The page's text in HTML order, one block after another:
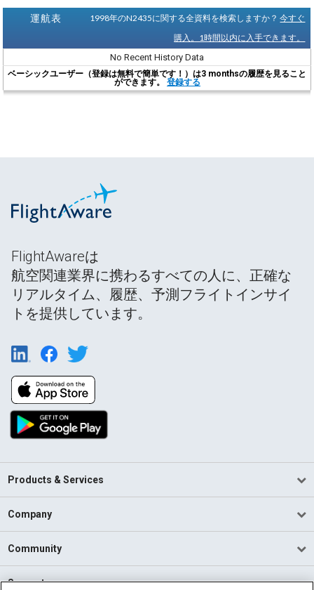
運航表 1998年のN2435に関する全資料を検索しますか？今すぐ
購入。1時間以内に入手できます。
No Recent History Data
ベーシックユーザー（登録は無料で簡単です！）は3 monthsの履歴を見ること
ができます。 登録する
FlightAwareは
航空関連業界に携わるすべての人に、正確な
リアルタイム、履歴、予測フライトインサイ
トを提供しています。
Products & Services
Company
Community
Support